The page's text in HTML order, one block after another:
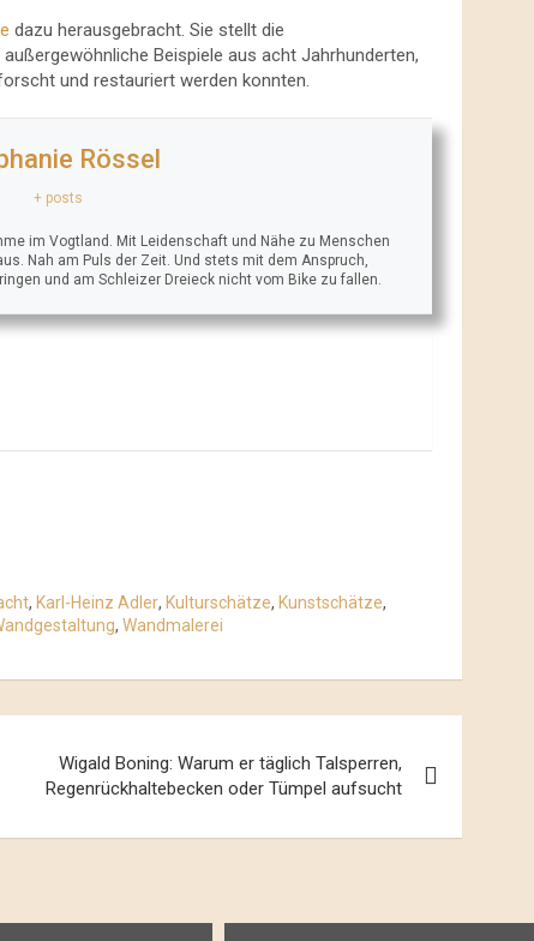
dazu herausgebracht. Sie stellt die
Beispiele aus acht Jahrhunderten,
und restauriert werden konnten.
Rössel
+ posts
im Vogtland. Mit Leidenschaft und Nähe zu Menschen
Nah am Puls der Zeit. Und stets mit dem Anspruch,
und am Schleizer Dreieck nicht vom Bike zu fallen.
, Karl-Heinz Adler, Kulturschätze, Kunstschätze,
, Wandmalerei
Wigald Boning: Warum er täglich Talsperren,
Regenrückhaltebecken oder Tümpel aufsucht